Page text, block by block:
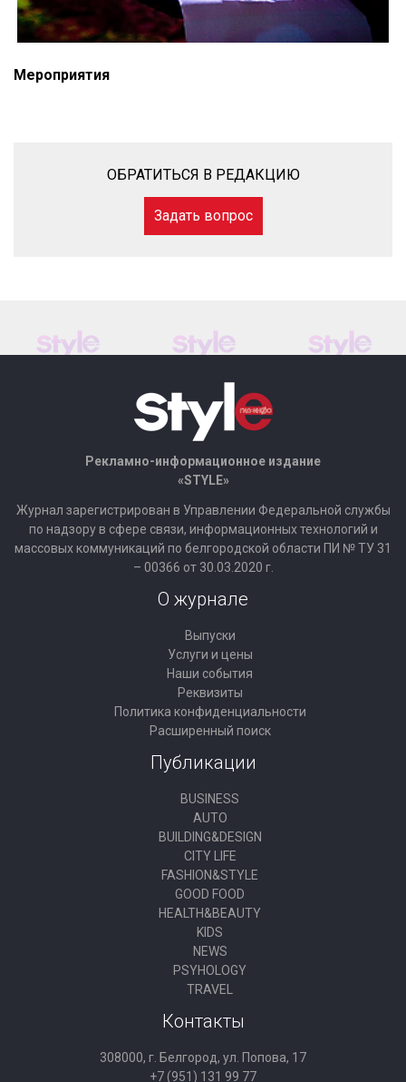
Мероприятия
ОБРАТИТЬСЯ В РЕДАКЦИЮ
Задать вопрос
Рекламно-информационное издание
«STYLE»
Журнал зарегистрирован в Управлении Федеральной службы
по надзору в сфере связи, информационных технологий и
массовых коммуникаций по белгородской области ПИ № ТУ 31
– 00366 от 30.03.2020 г.
О журнале
Выпуски
Услуги и цены
Наши события
Реквизиты
Политика конфиденциальности
Расширенный поиск
Публикации
BUSINESS
AUTO
BUILDING&DESIGN
CITY LIFE
FASHION&STYLE
GOOD FOOD
HEALTH&BEAUTY
KIDS
NEWS
PSYHOLOGY
TRAVEL
Контакты
308000, г. Белгород, ул. Попова, 17
+7 (951) 131 99 77